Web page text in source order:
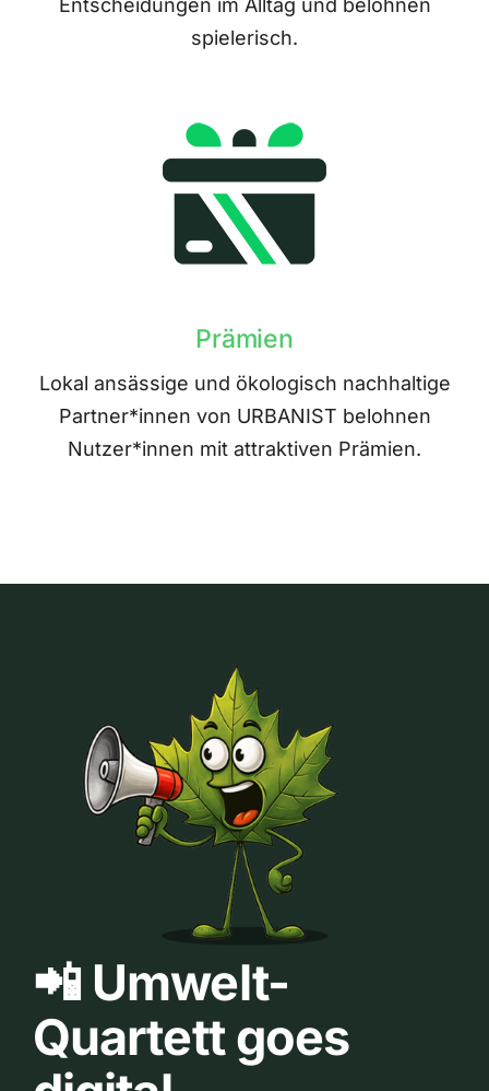
Entscheidungen im Alltag und belohnen
spielerisch.
Prämien
Lokal ansässige und ökologisch nachhaltige
Partner*innen von URBANIST belohnen
Nutzer*innen mit attraktiven Prämien.
📲 Umwelt-
Quartett goes